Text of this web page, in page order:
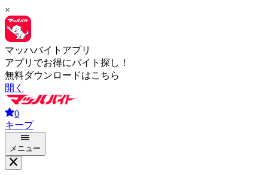
×
マッハバイトアプリ
アプリでお得にバイト探し！
無料ダウンロードはこちら
開く
0
キープ
メニュー